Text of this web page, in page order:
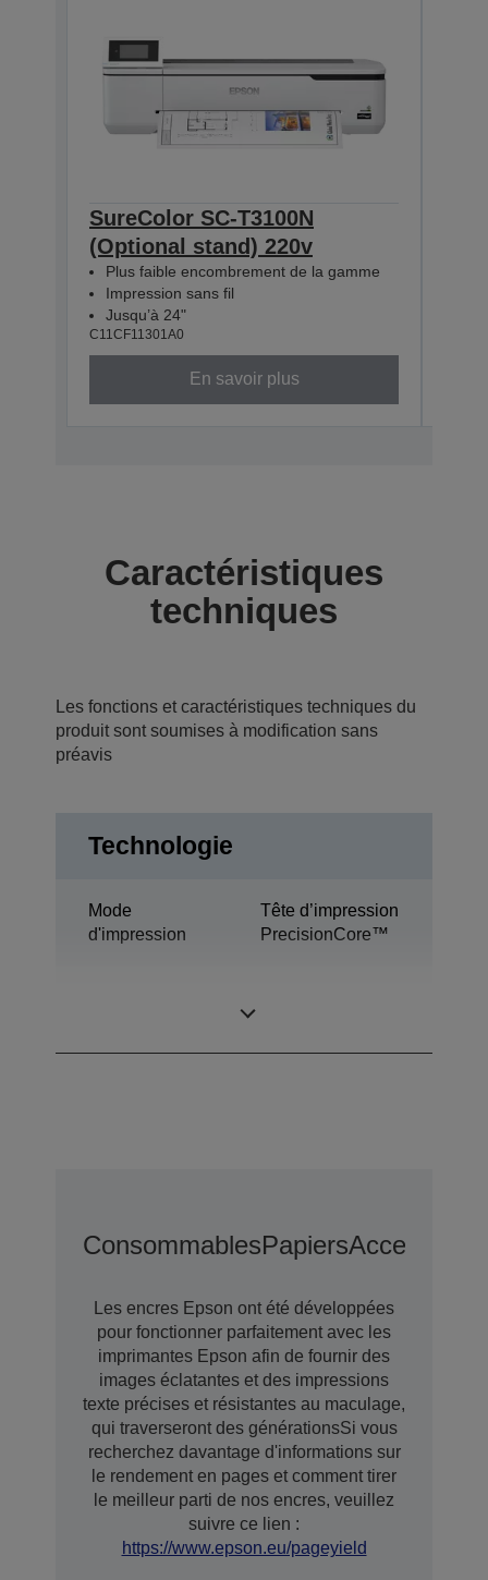
SureColor SC-T3100N
(Optional stand) 220v
Plus faible encombrement de la gamme
Impression sans fil
Jusqu’à 24"
C11CF11301A0
En savoir plus
Caractéristiques
techniques
Les fonctions et caractéristiques techniques du
produit sont soumises à modification sans
préavis
Technologie
Mode
d'impression
Tête d’impression
PrecisionCore™
ConsommablesPapiersAccessoires
Les encres Epson ont été développées
pour fonctionner parfaitement avec les
imprimantes Epson afin de fournir des
images éclatantes et des impressions
texte précises et résistantes au maculage,
qui traverseront des générationsSi vous
recherchez davantage d'informations sur
le rendement en pages et comment tirer
le meilleur parti de nos encres, veuillez
suivre ce lien :
https://www.epson.eu/pageyield